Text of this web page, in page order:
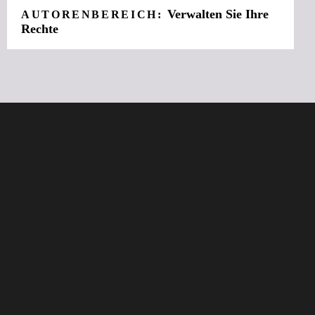
AUTORENBEREICH:Verwalten Sie Ihre
Rechte